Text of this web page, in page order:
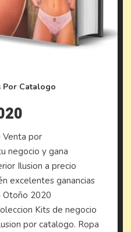
Por Catalogo
Venta por
negocio y gana
Ilusion a precio
excelentes ganancias
Otoño 2020
Kits de negocio
por catalogo. Ropa